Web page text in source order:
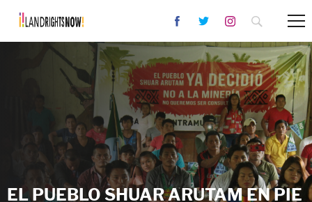
EL PUEBLO SHUAR ARUTAM EN PIE